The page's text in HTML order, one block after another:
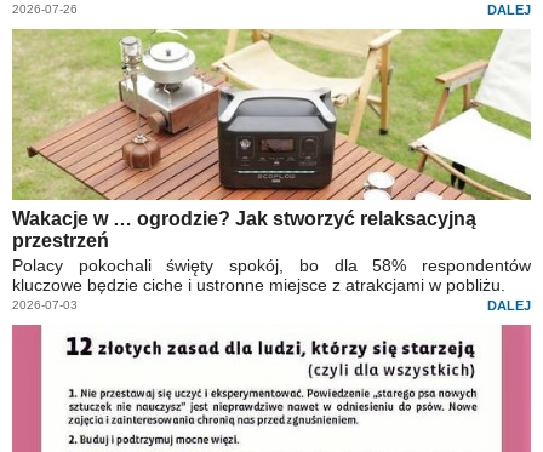
2026-07-26 DALEJ
Wakacje w … ogrodzie? Jak stworzyć relaksacyjną
przestrzeń
Polacy pokochali święty spokój, bo dla 58% respondentów
kluczowe będzie ciche i ustronne miejsce z atrakcjami w pobliżu.
2026-07-03 DALEJ